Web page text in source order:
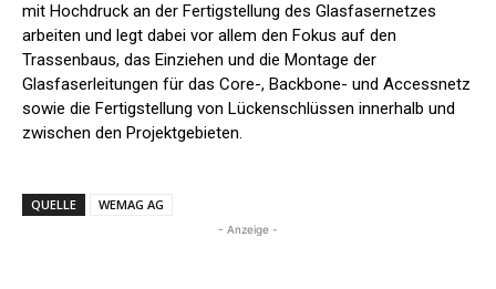
mit Hochdruck an der Fertigstellung des Glasfasernetzes
arbeiten und legt dabei vor allem den Fokus auf den
Trassenbaus, das Einziehen und die Montage der
Glasfaserleitungen für das Core-, Backbone- und Accessnetz
sowie die Fertigstellung von Lückenschlüssen innerhalb und
zwischen den Projektgebieten.
QUELLE WEMAG AG
- Anzeige -